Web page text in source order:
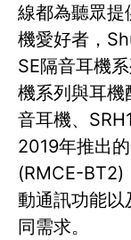
線都為聽眾提
機愛好者，
SE隔音耳機
機系列與耳
音耳機、
2019年推出
(RMCE-BT2)
動通訊功能以
同需求。